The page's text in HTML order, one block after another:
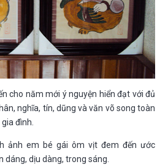
cho năm mới ý nguyện hiển đạt với đủ
nghĩa, tín, dũng và văn võ song toàn
đình.
ảnh em bé gái ôm vịt đem đến ước
dáng, dịu dàng, trong sáng.